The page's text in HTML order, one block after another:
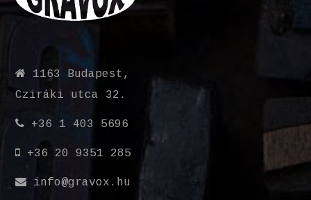
1163 Budapest,
Cziráki utca 32.
+36 1 403 5696
+36 20 9351 285
info@gravox.hu